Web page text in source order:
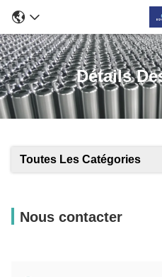
Détails
Toutes Les Catégories
Nous contacter